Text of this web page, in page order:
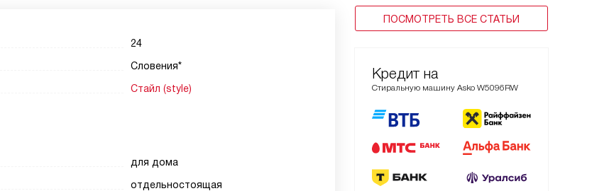
ПОСМОТРЕТЬ ВСЕ СТАТЬИ
Кредит на
Стиральную машину Asko W5096RW
24
Словения*
Стайл (style)
для дома
отдельностоящая